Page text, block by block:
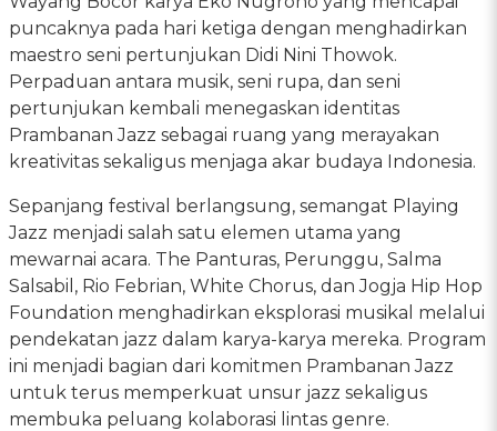
puncaknya pada hari ketiga dengan menghadirkan
maestro seni pertunjukan Didi Nini Thowok.
Perpaduan antara musik, seni rupa, dan seni
pertunjukan kembali menegaskan identitas
Prambanan Jazz sebagai ruang yang merayakan
kreativitas sekaligus menjaga akar budaya Indonesia.
Sepanjang festival berlangsung, semangat Playing
Jazz menjadi salah satu elemen utama yang
mewarnai acara. The Panturas, Perunggu, Salma
Salsabil, Rio Febrian, White Chorus, dan Jogja Hip Hop
Foundation menghadirkan eksplorasi musikal melalui
pendekatan jazz dalam karya-karya mereka. Program
ini menjadi bagian dari komitmen Prambanan Jazz
untuk terus memperkuat unsur jazz sekaligus
membuka peluang kolaborasi lintas genre.